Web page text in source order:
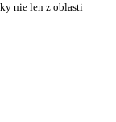
nie len z oblasti